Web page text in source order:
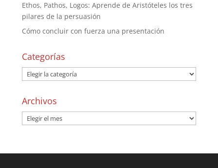
Ethos, Pathos, Logos: Aprende de Aristóteles los tres
pilares de la persuasión
Cómo concluir con fuerza una presentación
Categorías
Archivos